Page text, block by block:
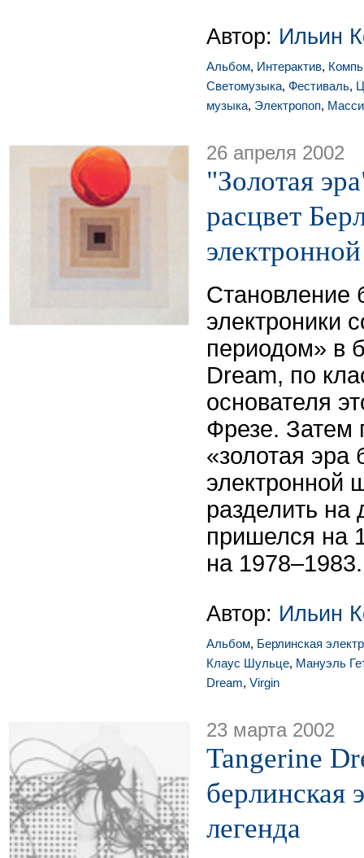
Автор: Ильин
Альбом, Интерактив,
Светомузыка, Фестиваль,
музыка, Электропоп,
26 апреля 2002
"Золотая
расцвет
Становление
электроники
периодом» в
Dream, по
основателя
Фрезе. Затем
«золотая эра
электронной
разделить на
пришелся на
на 1978–1983.
Автор: Ильин
Альбом, Берлинская
Клаус Шульце, Мануэль
Dream, Virgin
23 марта 2002
Tangerine
берлинская
легенда